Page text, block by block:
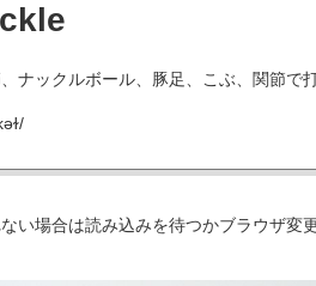
ナックルボール、豚足、こぶ、関節で
い場合は読み込みを待つかブラウザ変